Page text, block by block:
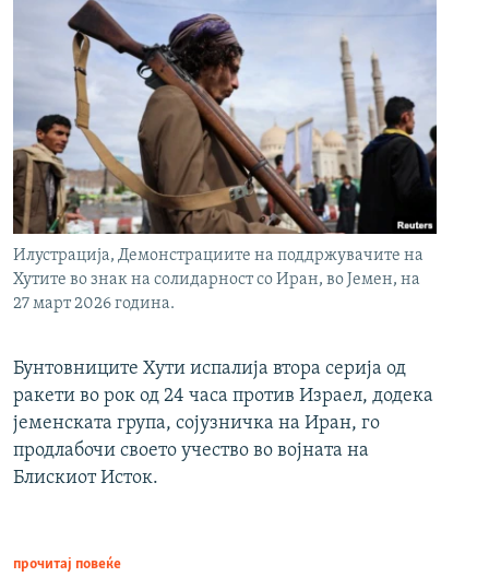
Илустрација, Демонстрациите на поддржувачите на
Хутите во знак на солидарност со Иран, во Јемен, на
27 март 2026 година.
Бунтовниците Хути испалија втора серија од
ракети во рок од 24 часа против Израел, додека
јеменската група, сојузничка на Иран, го
продлабочи своето учество во војната на
Блискиот Исток.
прочитај повеќе